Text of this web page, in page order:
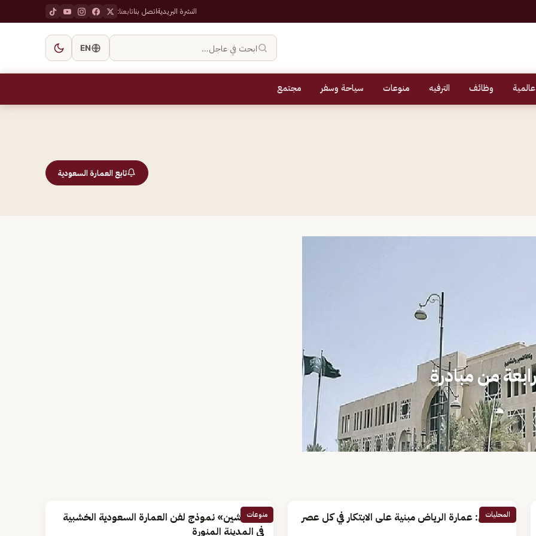
النشرة البريديةاتصل بناتابعنا:
ابحث في عاجل… EN
وظائف الترفيه منوعات سياحة وسفر مجتمع
تابع العمارة السعودية
من مبادرة
المحليات
مختص: عمارة الرياض مبنية على الابتكار في كل عصر منوعات
«الرواشين» نموذج لفن العمارة السعودية الخشبية
في المدينة المنورة